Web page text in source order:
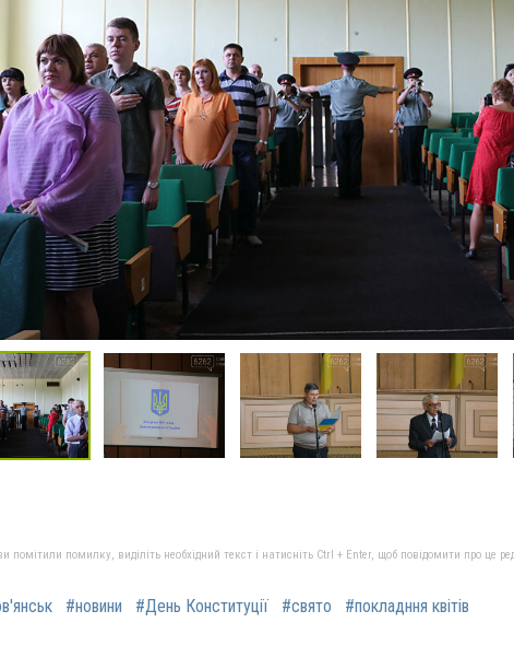
помітили помилку, виділіть необхідний текст і натисніть Ctrl + Enter, щоб повідомити про це
#новини #День Конституції #свято #покладння квітів